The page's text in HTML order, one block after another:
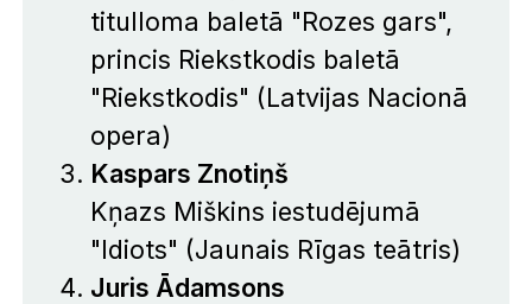
titulloma baletā "Rozes gars",
princis Riekstkodis baletā
"Riekstkodis" (Latvijas Nacionā
opera)
Kaspars Znotiņš
Kņazs Miškins iestudējumā
"Idiots" (Jaunais Rīgas teātris)
Juris Ādamsons